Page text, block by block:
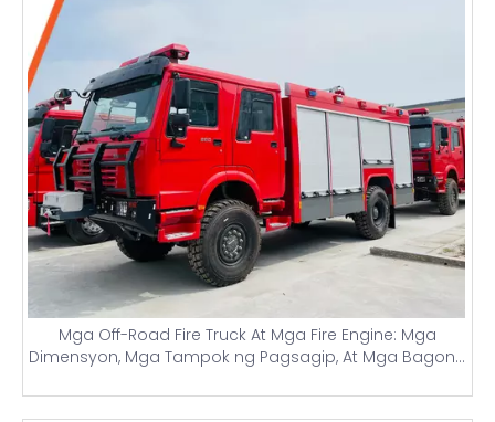
Mga Off-Road Fire Truck At Mga Fire Engine: Mga
Dimensyon, Mga Tampok ng Pagsagip, At Mga Bagong